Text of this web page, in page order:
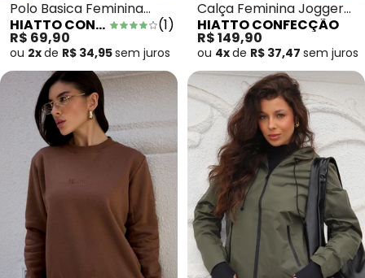
Polo Basica Feminina
Preto
HIATTO CONFECÇÃO (1)
R$ 69,90
ou 2xde R$ 34,95sem juros
Calça Feminina Jogger
Cargo Bege
HIATTO CONFECÇÃO
R$ 149,90
ou 4xde R$ 37,47 sem juros